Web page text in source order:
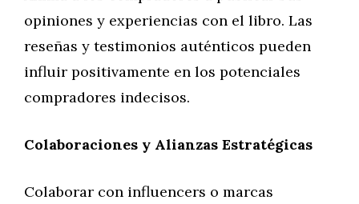
opiniones y experiencias con el libro. Las
reseñas y testimonios auténticos pueden
influir positivamente en los potenciales
compradores indecisos.
Colaboraciones y Alianzas Estratégicas
Colaborar con influencers o marcas